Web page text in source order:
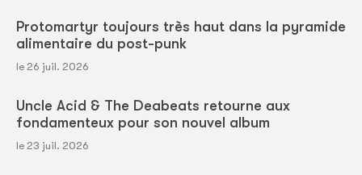
Protomartyr toujours très haut dans la pyramide
alimentaire du post-punk
le 26 juil. 2026
Uncle Acid & The Deabeats retourne aux
fondamenteux pour son nouvel album
le 23 juil. 2026